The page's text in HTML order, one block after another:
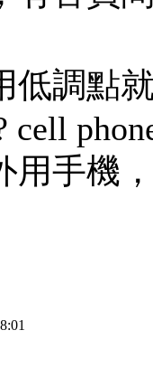
低調點
cell
用手機